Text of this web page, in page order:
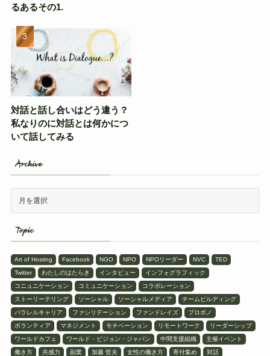
るあるその1.
対話と話し合いはどう違う？
私なりのに対話とは何かにつ
いて話してみる
Archive
Topic
Art of Hosting Facebook NGO NPO NPOリーダー NVC
TED
Twitter
わたしのはたらき インタビュー
インフォグラフィック
コニュニケーション
コミュニケーション
コラボレーション
ストーリーテリング
ソーシャル ソーシャルメディア
チームビルディング
パラレルキャリア
ファシリテーション ファンドレイズ
プロボノ
ボランティア
マネジメント モチベーション リモートワーク
リーダーシップ
ワールドカフェ
ワールド・ビジョン・ジャパン 中間支援組織
主催イベント
働き方
共感力 副業 加藤 哲夫 女性の働き方 寄付集め
対話